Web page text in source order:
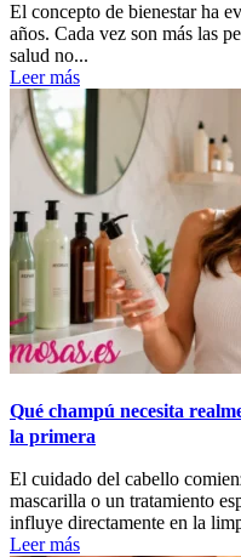
El concepto de bienestar ha
años. Cada vez son más las
salud no...
Leer más
Qué champú necesita
la primera
El cuidado del cabello
mascarilla o un tratamiento
influye directamente en la
Leer más